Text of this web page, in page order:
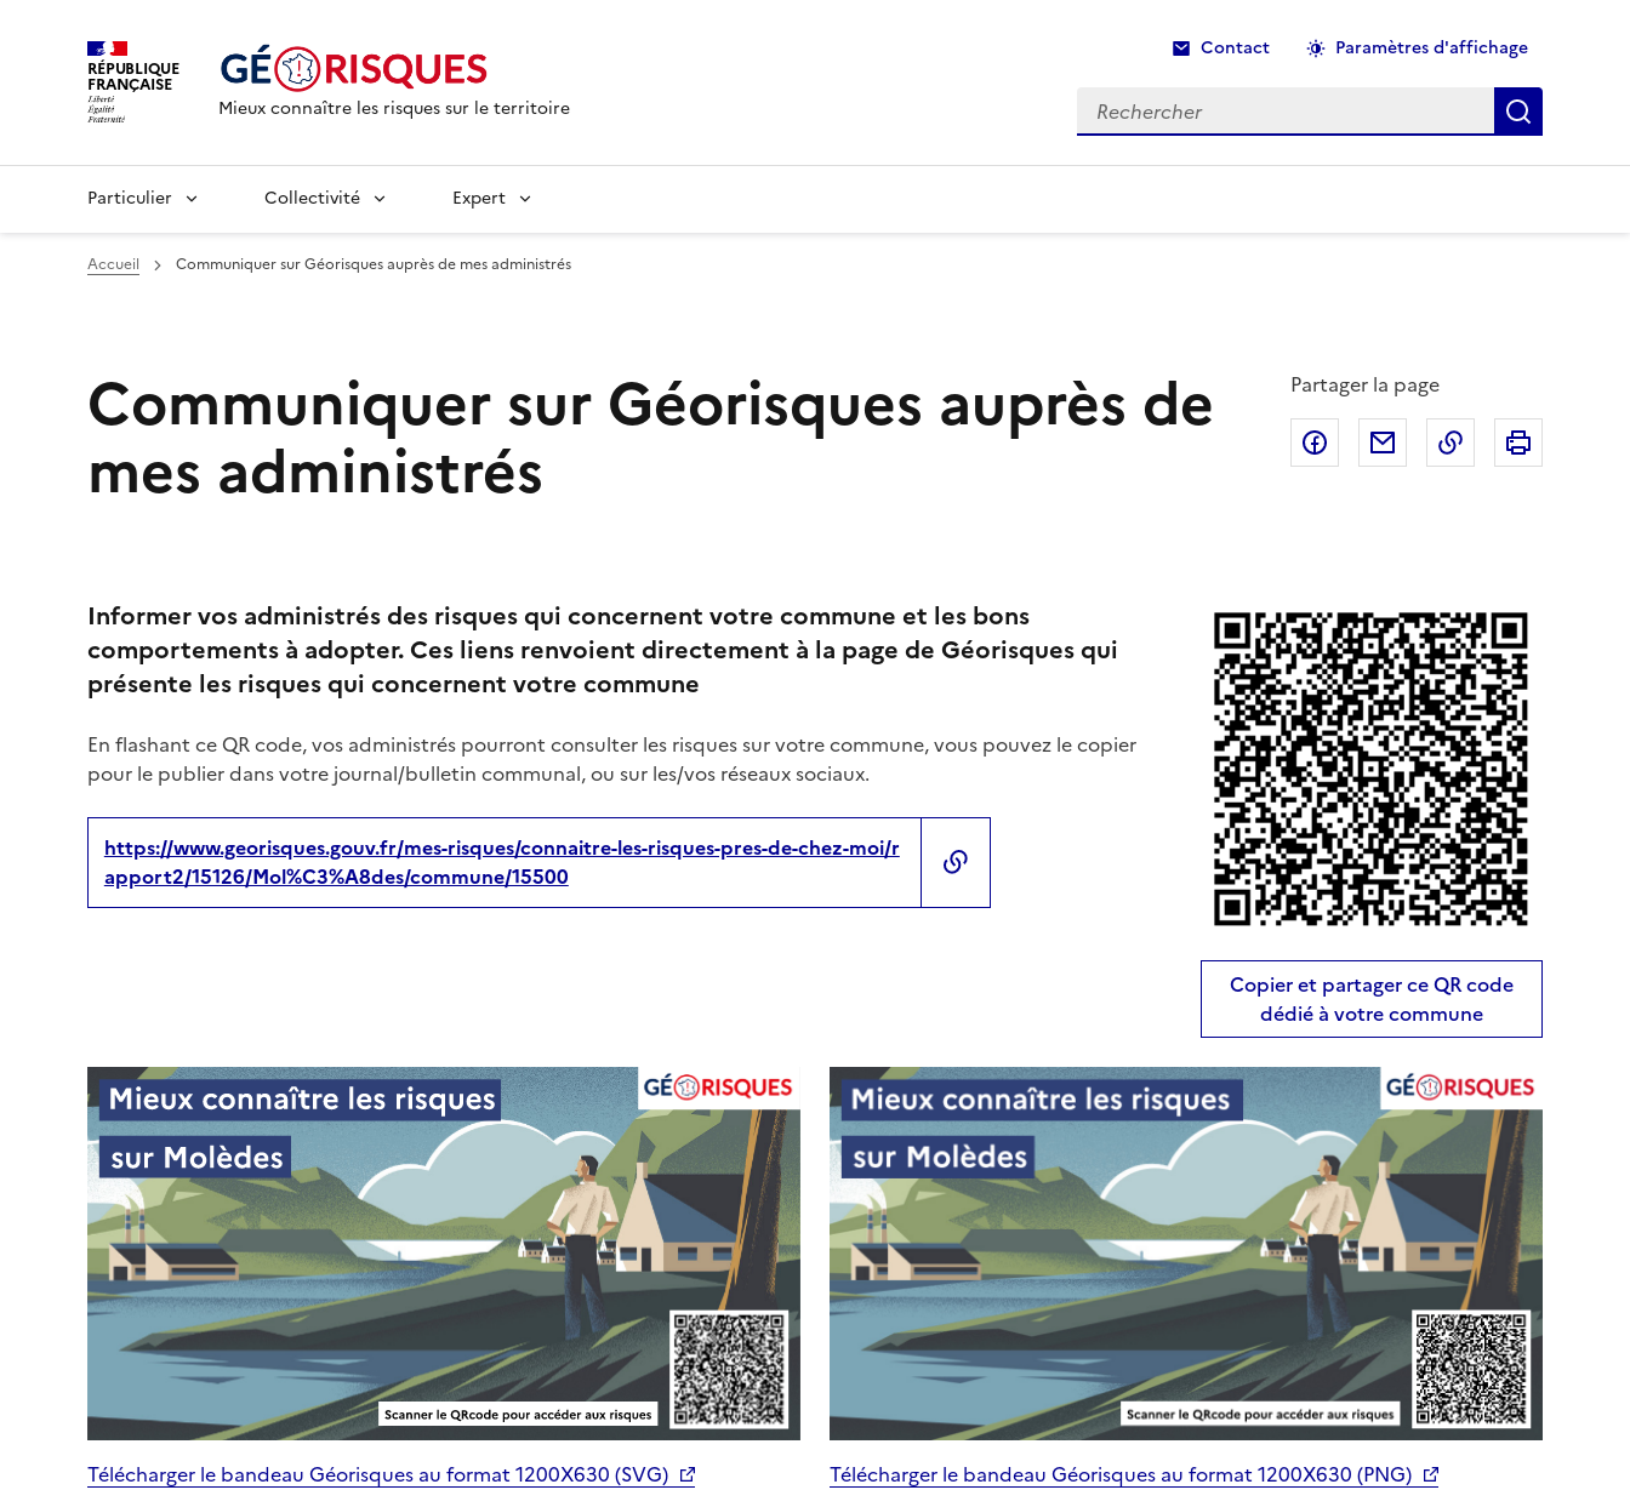
RÉPUBLIQUE
FRANÇAISE
Mieux connaître les risques sur le territoire
Contact Paramètres d'affichage
Rechercher Recherche
Particulier Collectivité Expert
Accueil Communiquer sur Géorisques auprès de mes administrés
Communiquer sur Géorisques auprès de
mes administrés
Partager la page
Partager sur Facebook
Partager par email
Copier dans le
Informer vos administrés des risques qui concernent votre commune et les bons
comportements à adopter. Ces liens renvoient directement à la page de Géorisques qui
présente les risques qui concernent votre commune
En flashant ce QR code, vos administrés pourront consulter les risques sur votre commune, vous pouvez le copier
pour le publier dans votre journal/bulletin communal, ou sur les/vos réseaux sociaux.
https://www.georisques.gouv.fr/mes-risques/connaitre-les-risques-pres-de-chez-moi/r
apport2/15126/Mol%C3%A8des/commune/15500
Copier et partager ce QR code
dédié à votre commune
Télécharger le bandeau Géorisques au format 1200X630 (SVG) Télécharger le bandeau Géorisques au format 1200X630 (PNG)